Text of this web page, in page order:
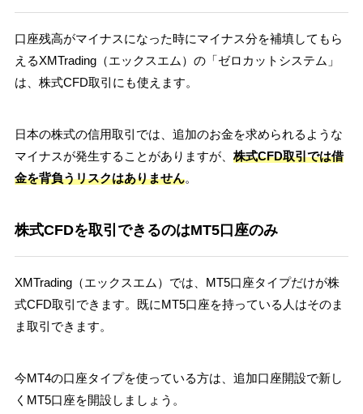
口座残高がマイナスになった時にマイナス分を補填してもら
えるXMTrading（エックスエム）の「ゼロカットシステム」
は、株式CFD取引にも使えます。
日本の株式の信用取引では、追加のお金を求められるような
マイナスが発生することがありますが、 株式CFD取引では借
金を背負うリスクはありません。
株式CFDを取引できるのはMT5口座のみ
XMTrading（エックスエム）では、MT5口座タイプだけが株
式CFD取引できます。既にMT5口座を持っている人はそのま
ま取引できます。
今MT4の口座タイプを使っている方は、追加口座開設で新し
くMT5口座を開設しましょう。